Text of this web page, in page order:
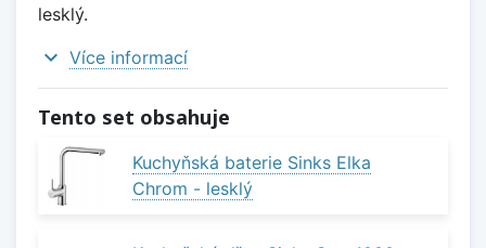
lesklý.
expand_more Více informací
Tento set obsahuje
Kuchyňská baterie Sinks Elka
Chrom - lesklý